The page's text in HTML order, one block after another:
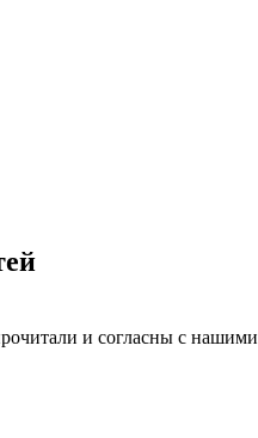
и согласны с нашими